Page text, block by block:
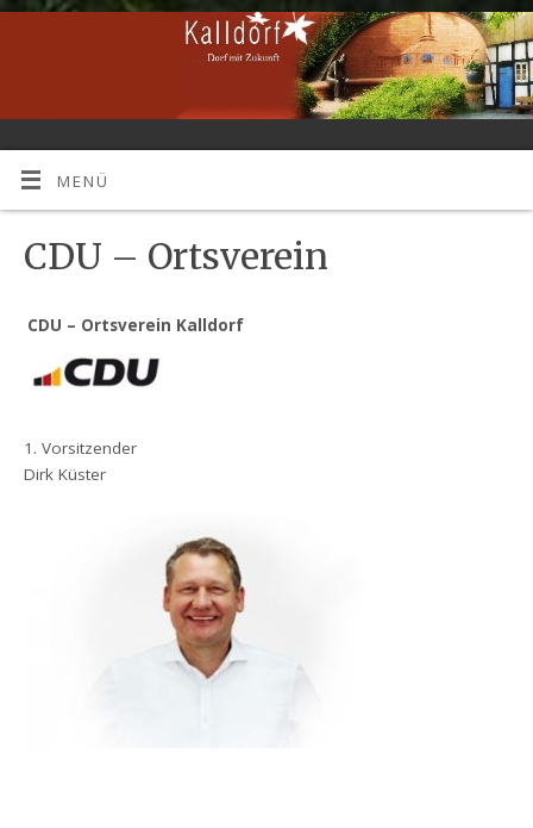
MENÜ
CDU – Ortsverein
CDU – Ortsverein Kalldorf
1. Vorsitzender
Dirk Küster